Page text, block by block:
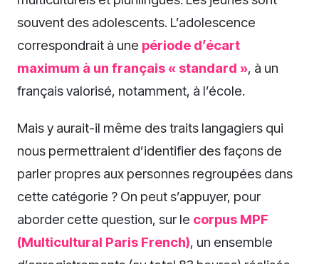
souvent des adolescents. L’adolescence
correspondrait à une période d’écart
maximum à un français « standard », à un
français valorisé, notamment, à l’école.
Mais y aurait-il même des traits langagiers qui
nous permettraient d’identifier des façons de
parler propres aux personnes regroupées dans
cette catégorie ? On peut s’appuyer, pour
aborder cette question, sur le corpus MPF
(Multicultural Paris French), un ensemble